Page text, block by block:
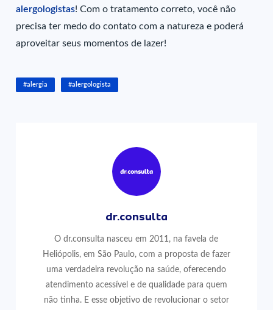
alergologistas! Com o tratamento correto, você não
precisa ter medo do contato com a natureza e poderá
aproveitar seus momentos de lazer!
#alergia #alergologista
dr.consulta
O dr.consulta nasceu em 2011, na favela de
Heliópolis, em São Paulo, com a proposta de fazer
uma verdadeira revolução na saúde, oferecendo
atendimento acessível e de qualidade para quem
não tinha. E esse objetivo de revolucionar o setor